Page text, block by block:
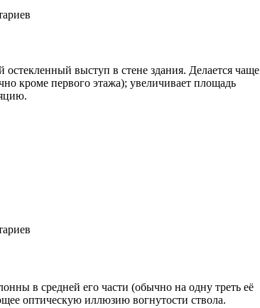
выступ в стене здания. Делается чаще
кроме первого этажа); увеличивает площадь
в средней его части (обычно на одну треть её
оптическую иллюзию вогнутости ствола.